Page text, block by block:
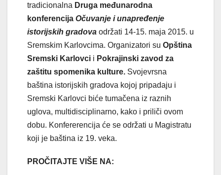
tradicionalna Druga međunarodna
konferencija Očuvanje iunapređenje
istorijskih gradova održati 14-15. maja 2015. u
Sremskim Karlovcima. Organizatori su Opština
Sremski Karlovci i Pokrajinski zavod za
zaštitu spomenika kulture. Svojevrsna
baština istorijskih gradova kojoj pripadaju i
Sremski Karlovci biće tumačena iz raznih
uglova, multidisciplinarno, kako i priliči ovom
dobu. Konfererencija će se održati u Magistratu
koji je baština iz 19. veka.
PROČITAJTE VIŠE NA: